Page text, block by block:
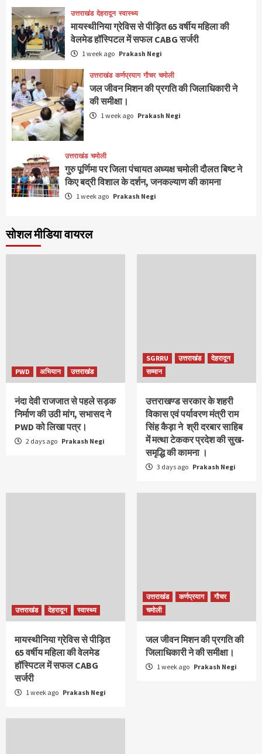
उत्तराखंड देहरादून स्वास्थ्य
मायस्थीनिया ग्रेविस से पीड़ित 65 वर्षीय महिला की
वेलमेड हॉस्पिटल में सफल CABG सर्जरी
1 week ago Prakash Negi
उत्तराखंड कर्णप्रयाग गौचर चमोली
जल जीवन मिशन की प्रगति की जिलाधिकारी ने
की समीक्षा।
1 week ago Prakash Negi
उत्तराखंड चमोली
गुरु पूर्णिमा पर जिला पंचायत अध्यक्ष चमोली दौलत बिष्ट ने
किए बद्री विशाल के दर्शन, जनकल्याण की कामना
1 week ago Prakash Negi
सोशल मीडिया वायरल
PWD अभियान उत्तराखंड
नंदा देवी राजजात से पहले सड़क
निर्माण की उठी मांग, सभासद ने
PWD को लिखा पत्र।
2 days ago Prakash Negi
SGRRU उत्तराखंड
देहरादून
सम्मान
उत्तराखण्ड सरकार के शहरी
विकास एवं पर्यावरण मंत्री राम
सिंह कैड़ा ने श्री दरबार साहिब
में मत्था टेककर प्रदेश की सुख-
समृद्धि की कामना ।
3 days ago Prakash Negi
उत्तराखंड देहरादून स्वास्थ्य
मायस्थीनिया ग्रेविस से पीड़ित
65 वर्षीय महिला की वेलमेड
हॉस्पिटल में सफल CABG
सर्जरी
1 week ago Prakash Negi
उत्तराखंड कर्णप्रयाग
गौचर
चमोली
जल जीवन मिशन की प्रगति की
जिलाधिकारी ने की समीक्षा।
1 week ago Prakash Negi